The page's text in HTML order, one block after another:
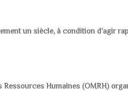
un siècle, à condition d’agir
Humaines (OMRH)